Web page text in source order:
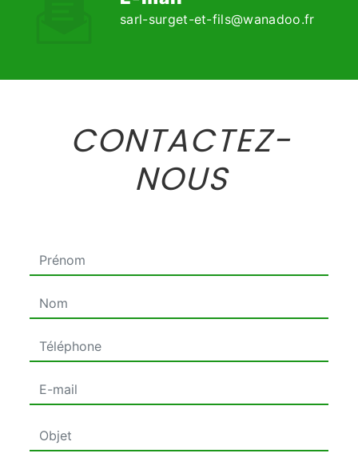
sarl-surget-et-fils@wanadoo.fr
CONTACTEZ-
NOUS